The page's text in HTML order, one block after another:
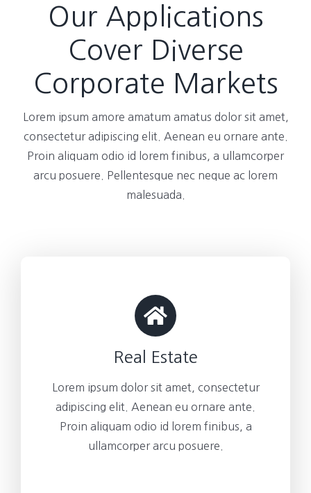
Our Applications
Cover Diverse
Corporate Markets
Lorem ipsum amore amatum amatus dolor sit amet,
consectetur adipiscing elit. Aenean eu ornare ante.
Proin aliquam odio id lorem finibus, a ullamcorper
arcu posuere. Pellentesque nec neque ac lorem
malesuada.
Real Estate
Lorem ipsum dolor sit amet, consectetur
adipiscing elit. Aenean eu ornare ante.
Proin aliquam odio id lorem finibus, a
ullamcorper arcu posuere.